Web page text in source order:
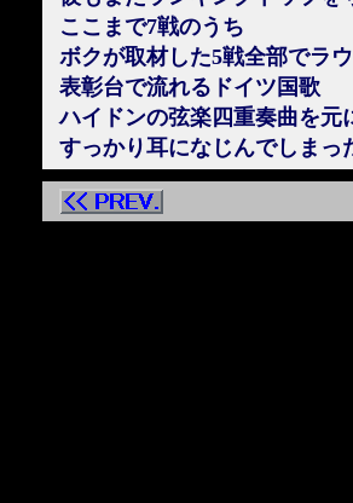
ここまで7戦のうち
ボクが取材した5戦全部でラ
表彰台で流れるドイツ国歌
ハイドンの弦楽四重奏曲を元
すっかり耳になじんでしまっ